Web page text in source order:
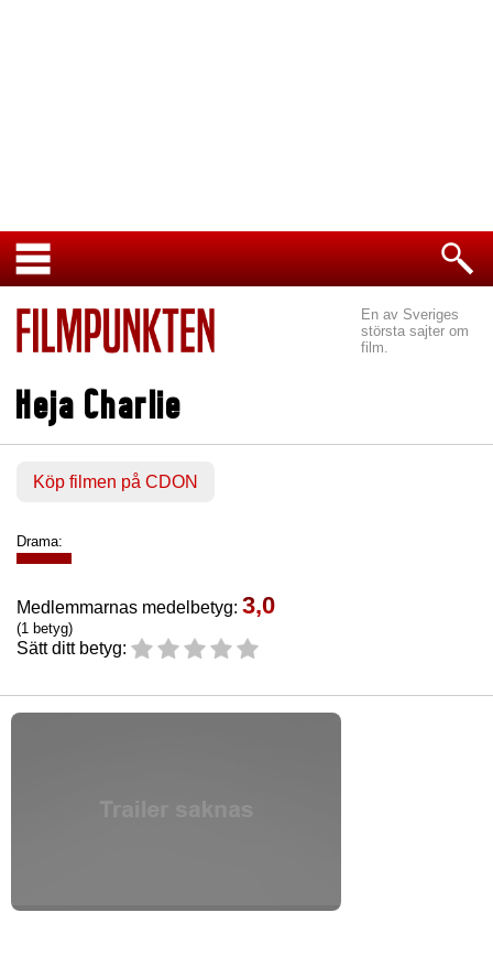
En av Sveriges
största sajter om
film.
Heja Charlie
Köp filmen på CDON
Drama:
Medlemmarnas medelbetyg: 3,0
(1 betyg)
Sätt ditt betyg: